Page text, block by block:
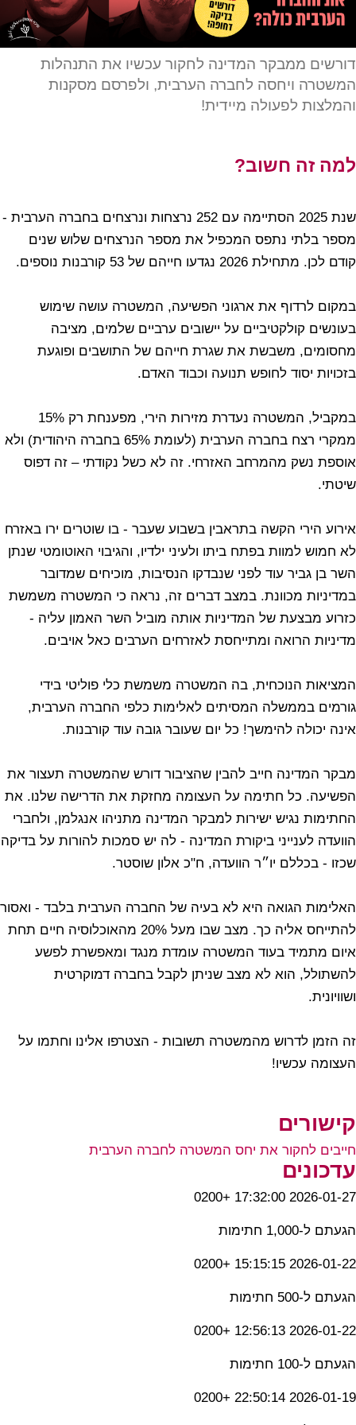
דורשים ממבקר המדינה לחקור עכשיו את התנהלות
המשטרה ויחסה לחברה הערבית, ולפרסם מסקנות
והמלצות לפעולה מיידית!
למה זה חשוב?
שנת 2025 הסתיימה עם 252 נרצחות ונרצחים בחברה הערבית -
מספר בלתי נתפס המכפיל את מספר הנרצחים שלוש שנים
קודם לכן. מתחילת 2026 נגדעו חייהם של 53 קורבנות נוספים.
במקום לרדוף את ארגוני הפשיעה, המשטרה עושה שימוש
בעונשים קולקטיביים על יישובים ערביים שלמים, מציבה
מחסומים, משבשת את שגרת חייהם של התושבים ופוגעת
בזכויות יסוד לחופש תנועה וכבוד האדם.
במקביל, המשטרה נעדרת מזירות הירי, מפענחת רק 15%
ממקרי רצח בחברה הערבית (לעומת 65% בחברה היהודית) ולא
אוספת נשק מהמרחב האזרחי. זה לא כשל נקודתי – זה דפוס
שיטתי.
אירוע הירי הקשה בתראבין בשבוע שעבר - בו שוטרים ירו באזרח
לא חמוש למוות בפתח ביתו ולעיני ילדיו, והגיבוי האוטומטי שנתן
השר בן גביר עוד לפני שנבדקו הנסיבות, מוכיחים שמדובר
במדיניות מכוונת. במצב דברים זה, נראה כי המשטרה משמשת
כזרוע מבצעת של המדיניות אותה מוביל השר האמון עליה -
מדיניות הרואה ומתייחסת לאזרחים הערבים כאל אויבים.
המציאות הנוכחית, בה המשטרה משמשת כלי פוליטי בידי
גורמים בממשלה המסיתים לאלימות כלפי החברה הערבית,
אינה יכולה להימשך! כל יום שעובר גובה עוד קורבנות.
מבקר המדינה חייב להבין שהציבור דורש שהמשטרה תעצור את
הפשיעה. כל חתימה על העצומה מחזקת את הדרישה שלנו. את
החתימות נגיש ישירות למבקר המדינה מתניהו אנגלמן, ולחברי
הוועדה לענייני ביקורת המדינה - לה יש סמכות להורות על בדיקה
שכזו - בכללם יו״ר הוועדה, ח"כ אלון שוסטר.
האלימות הגואה היא לא בעיה של החברה הערבית בלבד - ואסור
להתייחס אליה כך. מצב שבו מעל 20% מהאוכלוסיה חיים תחת
איום מתמיד בעוד המשטרה עומדת מנגד ומאפשרת לפשע
להשתולל, הוא לא מצב שניתן לקבל בחברה דמוקרטית
ושוויונית.
זה הזמן לדרוש מהמשטרה תשובות - הצטרפו אלינו וחתמו על
העצומה עכשיו!
קישורים
חייבים לחקור את יחס המשטרה לחברה הערבית
עדכונים
2026-01-27 17:32:00 +0200
הגעתם ל-1,000 חתימות
2026-01-22 15:15:15 +0200
הגעתם ל-500 חתימות
2026-01-22 12:56:13 +0200
הגעתם ל-100 חתימות
2026-01-19 22:50:14 +0200